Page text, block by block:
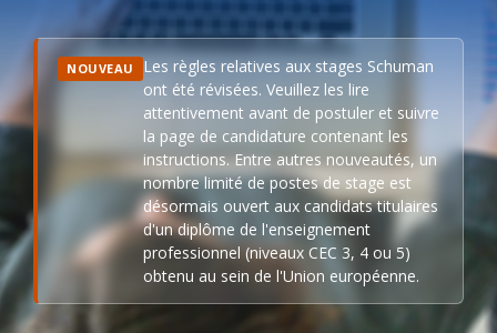
NOUVEAU
Les règles relatives aux stages Schuman
ont été révisées. Veuillez les lire
attentivement avant de postuler et suivre
la page de candidature contenant les
instructions. Entre autres nouveautés, un
nombre limité de postes de stage est
désormais ouvert aux candidats titulaires
d'un diplôme de l'enseignement
professionnel (niveaux CEC 3, 4 ou 5)
obtenu au sein de l'Union européenne.